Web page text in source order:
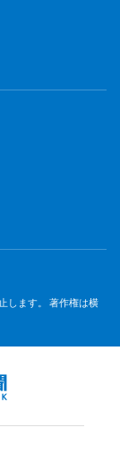
します。 著作権は横